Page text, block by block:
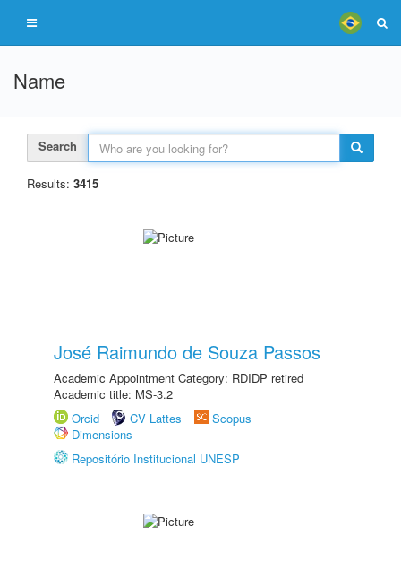
Name
Search
Results: 3415
José Raimundo de Souza Passos
Academic Appointment Category: RDIDP retired
Academic title: MS-3.2
Orcid
CV Lattes
Scopus
Dimensions
Repositório Institucional UNESP